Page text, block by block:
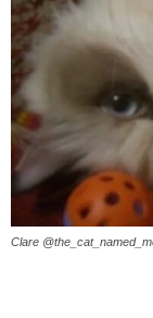
Clare